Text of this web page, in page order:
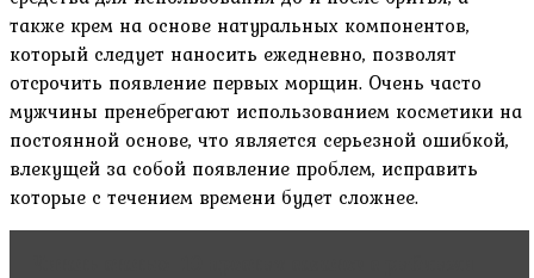
также крем на основе натуральных компонентов,
который следует наносить ежедневно, позволят
отсрочить появление первых морщин. Очень часто
мужчины пренебрегают использованием косметики на
постоянной основе, что является серьезной ошибкой,
влекущей за собой появление проблем, исправить
которые с течением времени будет сложнее.